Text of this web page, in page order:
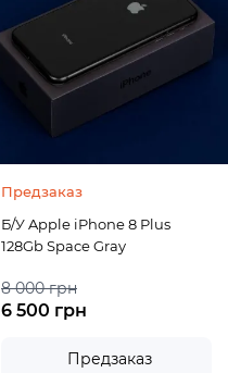
Предзаказ
Б/У Apple iPhone 8 Plus
128Gb Space Gray
8 000 грн
6 500 грн
Предзаказ